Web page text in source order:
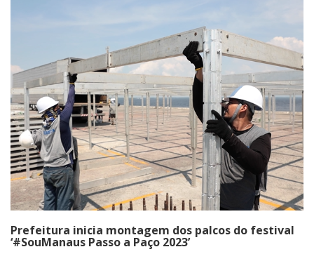
Prefeitura inicia montagem dos palcos do festival
‘#SouManaus Passo a Paço 2023’